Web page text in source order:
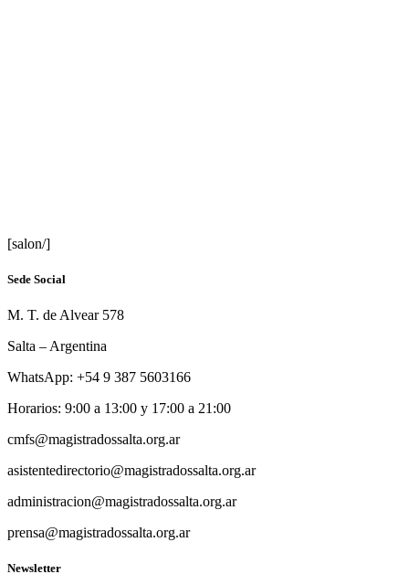
[salon/]
Sede Social
M. T. de Alvear 578
Salta – Argentina
WhatsApp: +54 9 387 5603166
Horarios: 9:00 a 13:00 y 17:00 a 21:00
cmfs@magistradossalta.org.ar
asistentedirectorio@magistradossalta.org.ar
administracion@magistradossalta.org.ar
prensa@magistradossalta.org.ar
Newsletter